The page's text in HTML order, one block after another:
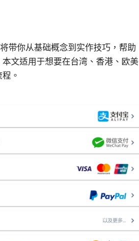
带你从基础概念到实作技巧，帮助
文适用于想要在台湾、香港、欧美
。